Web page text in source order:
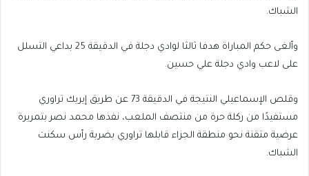
الشباك.
وألغى حكم المباراة هدفا ثالثا لوادي دجلة في الدقيقة 25 بداعي التسلل
على لاعب وادي دجلة علي حسين.
وقلص الإسماعيلي النتيجة في الدقيقة 73 عن طريق إيريك تراوري
مستفيدًا من ركلة حرة من منتصف الملعب، نفذها محمد نصر بتمريرة
عرضية متقنة نحو منطقة الجزاء قابلها تراوري بضربة رأس سكنت
الشباك.